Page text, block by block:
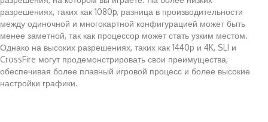
разрешениях, таких как 1080p, разница в производительности
между одиночной и многокартной конфигурацией может быть
менее заметной, так как процессор может стать узким местом.
Однако на высоких разрешениях, таких как 1440p и 4K, SLI и
CrossFire могут продемонстрировать свои преимущества,
обеспечивая более плавный игровой процесс и более высокие
настройки графики.